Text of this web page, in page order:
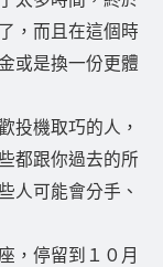
，而且在這個時
或是換一份更體
投機取巧的人，
都跟你過去的所
人可能會分手、
，停留到１０月